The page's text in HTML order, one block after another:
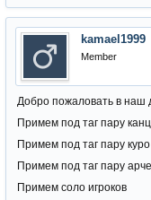
kamael1999
Member
Добро пожаловать в наш
Примем под таг пару
Примем под таг пару
Примем под таг пару
Примем соло игроков